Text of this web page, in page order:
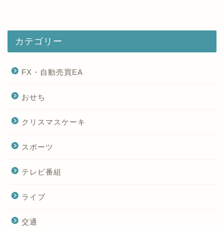
カテゴリー
FX・自動売買EA
おせち
クリスマスケーキ
スポーツ
テレビ番組
ライブ
交通